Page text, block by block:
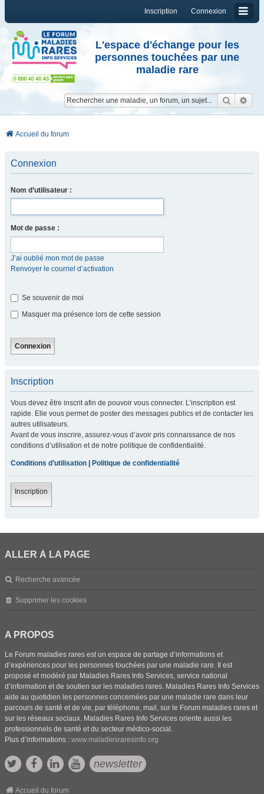
Connexion
Inscription
L'espace d'échange pour les
personnes touchées par une
maladie rare
Accueil du forum
Connexion
Nom d’utilisateur :
Mot de passe :
J’ai oublié mon mot de passe
Renvoyer le courriel d’activation
Se souvenir de moi
Masquer ma présence lors de cette session
Inscription
Vous devez être inscrit afin de pouvoir vous connecter. L’inscription est
rapide. Elle vous permet de poster des messages publics et de contacter les
autres utilisateurs.
Avant de vous inscrire, assurez-vous d’avoir pris connaissance de nos
conditions d’utilisation et de notre politique de confidentialité.
Conditions d’utilisation Politique de confidentialité
Inscription
ALLER À LA PAGE
Recherche avancée
Supprimer les cookies
A PROPOS
Le Forum maladies rares est un espace de partage d’informations et
d’expériences pour les personnes touchées par une maladie rare. Il est
proposé et modéré par Maladies Rares Info Services, service national
d’information et de soutien sur les maladies rares. Maladies Rares Info Services
aide au quotidien les personnes concernées par une maladie rare dans leur
parcours de santé et de vie, par téléphone, mail, sur le Forum maladies rares et
sur les réseaux sociaux. Maladies Rares Info Services oriente aussi les
professionnels de santé et du secteur médico-social.
Plus d’informations : www.maladiesraresinfo.org
newsletter
Accueil du forum